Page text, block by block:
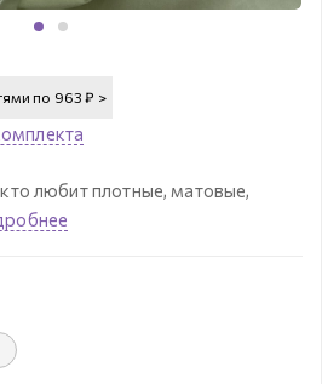
по 963 ₽ >
любит плотные, матовые,